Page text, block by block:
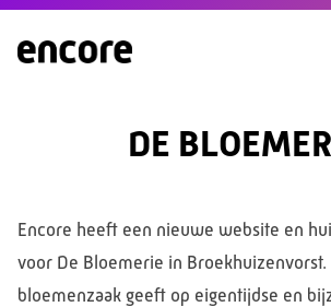
DE
Encore heeft een nieuwe website en
voor De Bloemerie in Broekhuizenvorst.
bloemenzaak geeft op eigentijdse en